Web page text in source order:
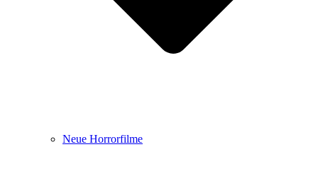
Neue Horrorfilme